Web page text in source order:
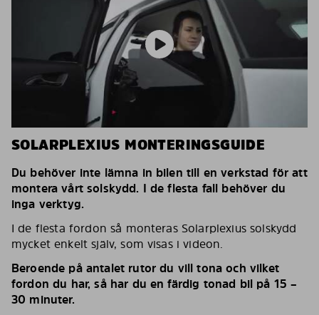
SOLARPLEXIUS MONTERINGSGUIDE
Du behöver inte lämna in bilen till en verkstad för att
montera vårt solskydd. I de flesta fall behöver du
inga verktyg.
I de flesta fordon så monteras Solarplexius solskydd
mycket enkelt själv, som visas i videon.
Beroende på antalet rutor du vill tona och vilket
fordon du har, så har du en färdig tonad bil på 15 –
30 minuter.